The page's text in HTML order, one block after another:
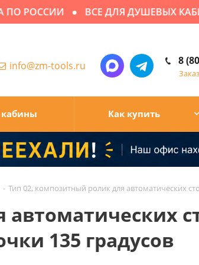
РОССИИ ВСЕ ДЛЯ ДУШЕВЫХ КАБИН
8
info@zm-tools.ru
Как купить
- Тип 02, композитный ролик для автоматических
135 градусов